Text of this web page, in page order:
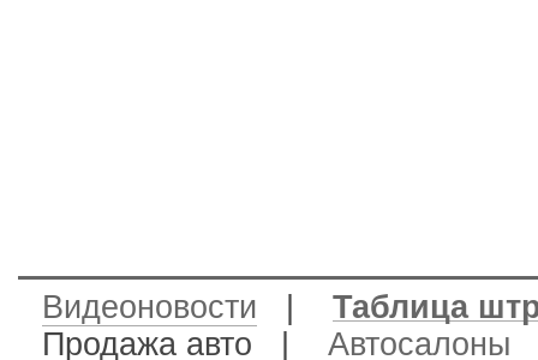
Видеоновости
Таблица
Продажа авто
Автосалоны